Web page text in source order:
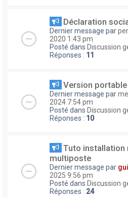
Déclaration
Dernier message par
2020 1:43 pm
Posté dans Discussion
Réponses : 11
Version portable
Dernier message par
2024 7:54 pm
Posté dans Discussion
Réponses : 10
Tuto
multiposte
Dernier message par
2025 9:56 pm
Posté dans Discussion
Réponses : 24